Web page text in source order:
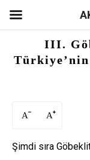
III.
A A
Şimdi sıra